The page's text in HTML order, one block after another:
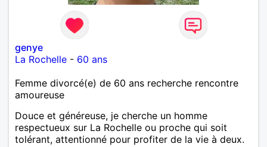
genye
La Rochelle - 60 ans
Femme divorcé(e) de 60 ans recherche rencontre
amoureuse
Douce et généreuse, je cherche un homme
respectueux sur La Rochelle ou proche qui soit
tolérant, attentionné pour profiter de la vie à deux.